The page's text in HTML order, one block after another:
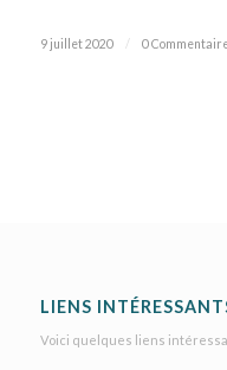
9 juillet 2020 / 0
LIENS
Voici quelques liens